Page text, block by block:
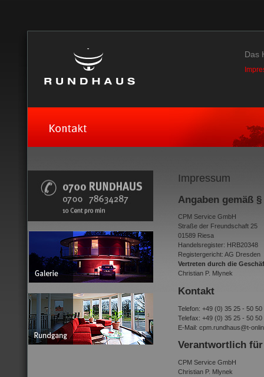
Das
Impressum
Angaben gemäß §
CPM Service GmbH
Straße der Freundschaft 25
01589 Riesa
Handelsregister: HRB20348
Registergericht: AG Dresden
Vertreten durch die
Christian P. Mlynek
Kontakt
Telefon: +49 (0) 35 25 - 50 50
Telefax: +49 (0) 35 25 - 50 50
E-Mail: cpm.rundhaus@t-
Verantwortlich für
CPM Service GmbH
Christian P. Mlynek